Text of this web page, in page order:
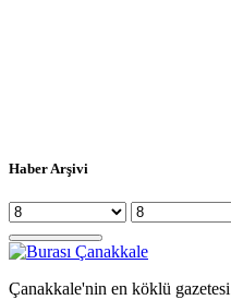
Haber Arşivi
Çanakkale'nin en köklü gazetesi